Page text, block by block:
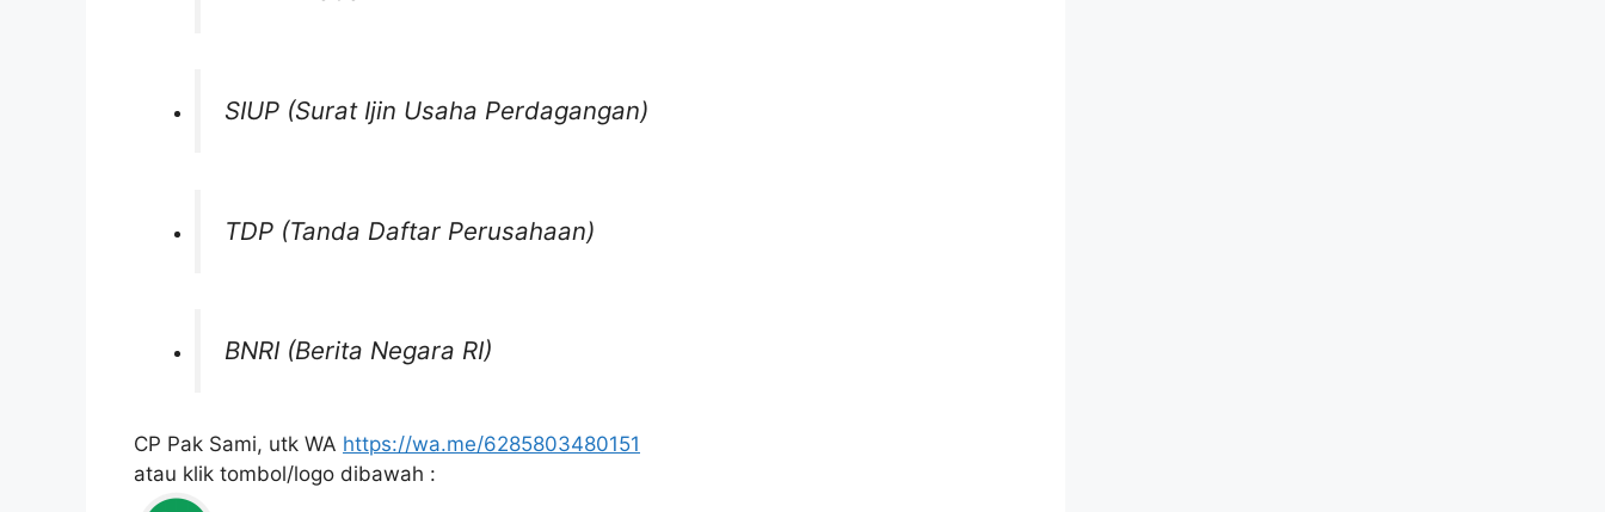
SIUP (Surat Ijin Usaha Perdagangan)
TDP (Tanda Daftar Perusahaan)
BNRI (Berita Negara RI)
CP Pak Sami, utk WA https://wa.me/6285803480151
atau klik tombol/logo dibawah :